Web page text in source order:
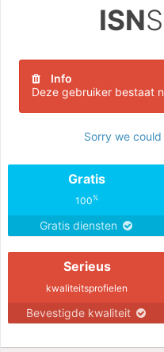
ISN
Info
Deze gebruiker bestaat
Sorry we
Gratis
100%
Gratis diensten
Serieus
kwaliteitsprofielen
Bevestigde kwaliteit